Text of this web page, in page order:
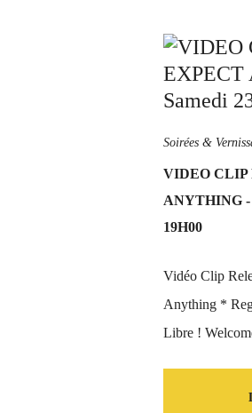
Soirées &
VIDEO CLIP
ANYTHING -
19H00
Vidéo Clip
Anything *
Libre !